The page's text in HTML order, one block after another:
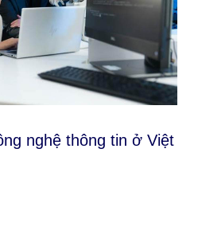
nghệ thông tin ở Việt